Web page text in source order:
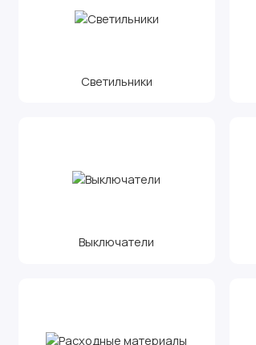
Светильники
Выключатели